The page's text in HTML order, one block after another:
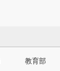
教育部